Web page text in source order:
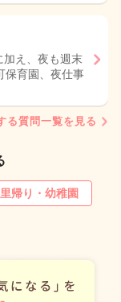
加え、夜も週末
保育園、夜仕事
る質問一覧を見る
里帰り・幼稚園